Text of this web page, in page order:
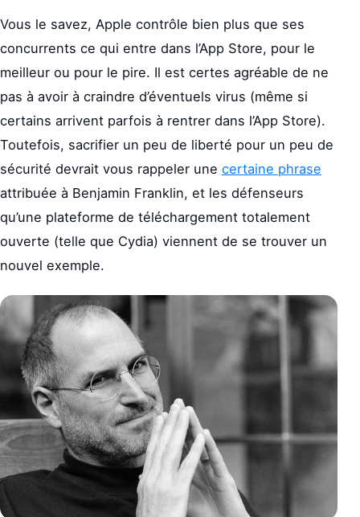
Vous le savez, Apple contrôle bien plus que ses
concurrents ce qui entre dans l’App Store, pour le
meilleur ou pour le pire. Il est certes agréable de ne
pas à avoir à craindre d’éventuels virus (même si
certains arrivent parfois à rentrer dans l’App Store).
Toutefois, sacrifier un peu de liberté pour un peu de
sécurité devrait vous rappeler une certaine phrase
attribuée à Benjamin Franklin, et les défenseurs
qu’une plateforme de téléchargement totalement
ouverte (telle que Cydia) viennent de se trouver un
nouvel exemple.